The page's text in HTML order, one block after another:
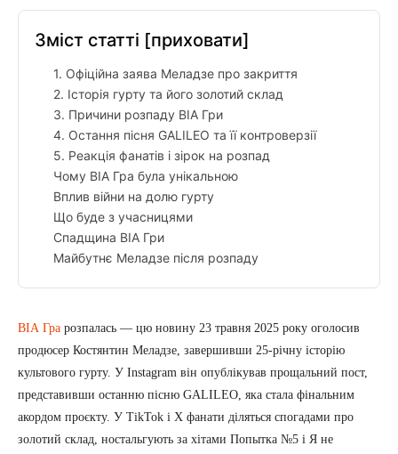
Зміст статті [приховати]
1. Офіційна заява Меладзе про закриття
2. Історія гурту та його золотий склад
3. Причини розпаду ВІА Гри
4. Остання пісня GALILEO та її контроверзії
5. Реакція фанатів і зірок на розпад
Чому ВІА Гра була унікальною
Вплив війни на долю гурту
Що буде з учасницями
Спадщина ВІА Гри
Майбутнє Меладзе після розпаду
ВІА Гра розпалась — цю новину 23 травня 2025 року оголосив
продюсер Костянтин Меладзе, завершивши 25-річну історію
культового гурту. У Instagram він опублікував прощальний пост,
представивши останню пісню GALILEO, яка стала фінальним
акордом проєкту. У TikTok і X фанати діляться спогадами про
золотий склад, ностальгують за хітами Попытка №5 і Я не